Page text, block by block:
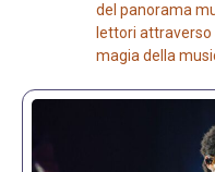
del panorama
lettori attraverso
magia della